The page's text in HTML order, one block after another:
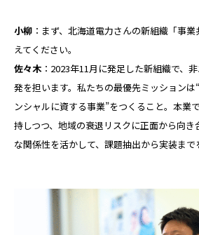
小柳 ：まず、北海道電力さんの新組織「事
えてください。
佐々木 ：2023年11月に発足した新組織で、
発を担います。私たちの最優先ミッション
ンシャルに資する事業”をつくること。本業
持しつつ、地域の衰退リスクに正面から向
な関係性を活かして、課題抽出から実装まで